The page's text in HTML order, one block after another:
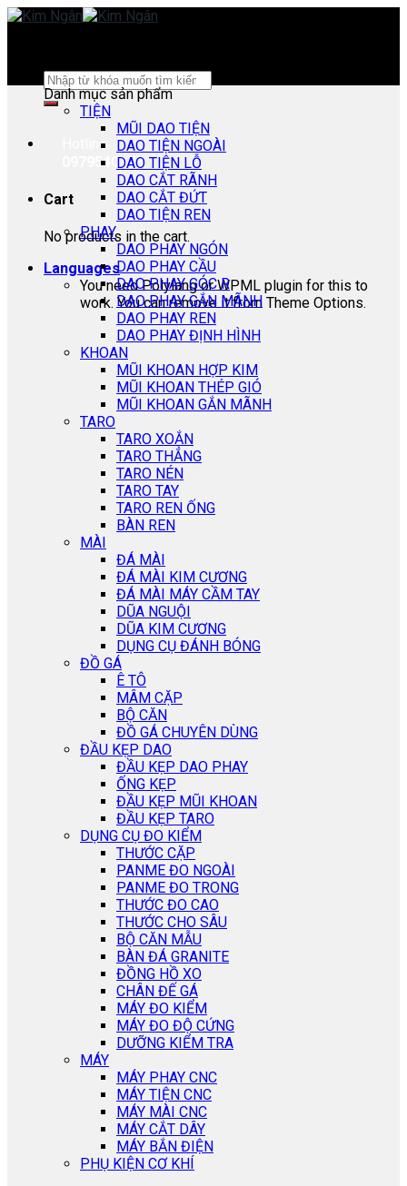
Skip
Search
for:
Hotline:
0979540178
Cart
No products in the cart.
Languages
You need Polylang or WPML plugin for this to
work. You can remove it from Theme Options.
Danh mục sản phẩm
TIỆN
MŨI DAO TIỆN
DAO TIỆN NGOÀI
DAO TIỆN LỖ
DAO CẮT RÃNH
DAO CẮT ĐỨT
DAO TIỆN REN
PHAY
DAO PHAY NGÓN
DAO PHAY CẦU
DAO PHAY GÓC R
DAO PHAY GẮN MÃNH
DAO PHAY REN
DAO PHAY ĐỊNH HÌNH
KHOAN
MŨI KHOAN HỢP KIM
MŨI KHOAN THÉP GIÓ
MŨI KHOAN GẮN MÃNH
TARO
TARO XOẮN
TARO THẲNG
TARO NÉN
TARO TAY
TARO REN ỐNG
BÀN REN
MÀI
ĐÁ MÀI
ĐÁ MÀI KIM CƯƠNG
ĐÁ MÀI MÁY CẦM TAY
DŨA NGUỘI
DŨA KIM CƯƠNG
DỤNG CỤ ĐÁNH BÓNG
ĐỒ GÁ
Ê TÔ
MÂM CẶP
BỘ CĂN
ĐỒ GÁ CHUYÊN DÙNG
ĐẦU KẸP DAO
ĐẦU KẸP DAO PHAY
ỐNG KẸP
ĐẦU KẸP MŨI KHOAN
ĐẦU KẸP TARO
DỤNG CỤ ĐO KIỂM
THƯỚC CẶP
PANME ĐO NGOÀI
PANME ĐO TRONG
THƯỚC ĐO CAO
THƯỚC CHO SÂU
BỘ CĂN MẪU
BÀN ĐÁ GRANITE
ĐỒNG HỒ XO
CHÂN ĐẾ GÁ
MÁY ĐO KIỂM
MÁY ĐO ĐỘ CỨNG
DƯỠNG KIỂM TRA
MÁY
MÁY PHAY CNC
MÁY TIỆN CNC
MÁY MÀI CNC
MÁY CẮT DÂY
MÁY BẮN ĐIỆN
PHỤ KIỆN CƠ KHÍ